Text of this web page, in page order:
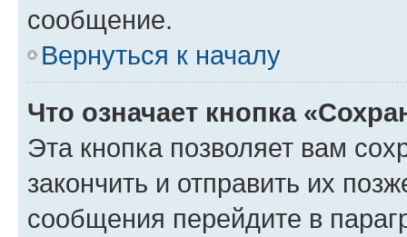
сообщение.
Вернуться к началу
Что означает кнопка
Эта кнопка позволяет вам
закончить и отправить их
сообщения перейдите в